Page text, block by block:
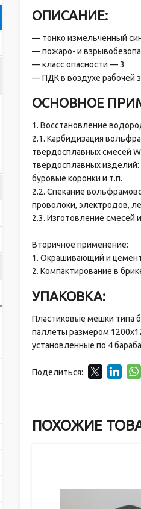
ОПИСАНИЕ:
— тонко измельченный
— пожаро- и
— класс опасности — 3
— ПДК в воздухе рабочей
ОСНОВНОЕ
1. Восстановление
2.1. Карбидизация
твердосплавных смесей
твердосплавных
буровые коронки и т.п.
2.2. Спекание
проволоки, электродов,
2.3. Изготовление смесей
Вторичное применение:
1. Окрашивающий и
2. Компактирование в
УПАКОВКА:
Пластиковые мешки типа
паллеты размером
установленные по 4
Поделиться:
ПОХОЖИЕ